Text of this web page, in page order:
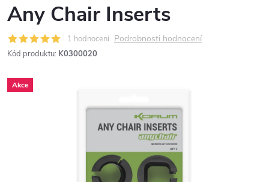
Any Chair Inserts
1 hodnocení Podrobnosti hodnocení
Kód produktu: K0300020
Akce